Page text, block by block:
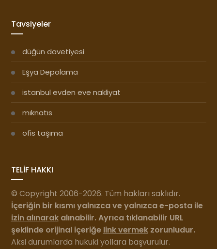
Tavsiyeler
düğün davetiyesi
Eşya Depolama
istanbul evden eve nakliyat
mıknatıs
ofis taşıma
TELİF HAKKI
© Copyright 2006-2026. Tüm hakları saklıdır.
İçeriğin bir kısmı yalnızca ve yalnızca e-posta ile
izin alınarakalınabilir. Ayrıca tıklanabilir URL
şeklinde orijinal içeriğe link vermekzorunludur.
Aksi durumlarda hukuki yollara başvurulur.